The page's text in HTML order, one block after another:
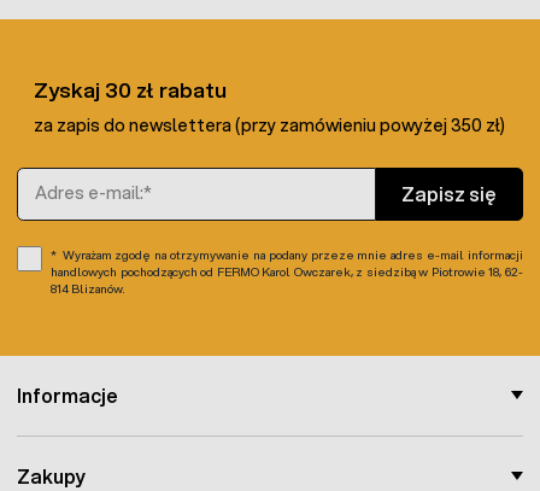
Informacje
Zakupy
Zyskaj 30 zł rabatu
za zapis do newslettera (przy zamówieniu powyżej 350 zł)
Adres e-mail
Zapisz się
Wyrażam zgodę na otrzymywanie na podany przeze mnie adres e-mail informacji
handlowych pochodzących od FERMO Karol Owczarek, z siedzibą w Piotrowie 18, 62-
814 Blizanów.